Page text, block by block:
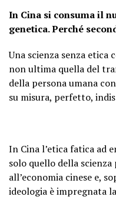
In Cina si consuma il
genetica. Perché
Una scienza senza etica
non ultima quella del
della persona umana
su misura, perfetto,
In Cina l’etica fatica ad
solo quello della
all’economia cinese e,
ideologia è impregnata